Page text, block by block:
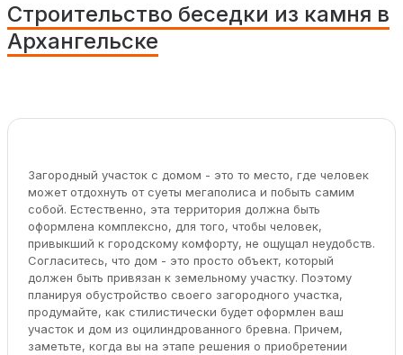
Строительство беседки из камня в
Архангельске
Загородный участок с домом - это то место, где человек
может отдохнуть от суеты мегаполиса и побыть самим
собой. Естественно, эта территория должна быть
оформлена комплексно, для того, чтобы человек,
привыкший к городскому комфорту, не ощущал неудобств.
Согласитесь, что дом - это просто объект, который
должен быть привязан к земельному участку. Поэтому
планируя обустройство своего загородного участка,
продумайте, как стилистически будет оформлен ваш
участок и дом из оцилиндрованного бревна. Причем,
заметьте, когда вы на этапе решения о приобретении